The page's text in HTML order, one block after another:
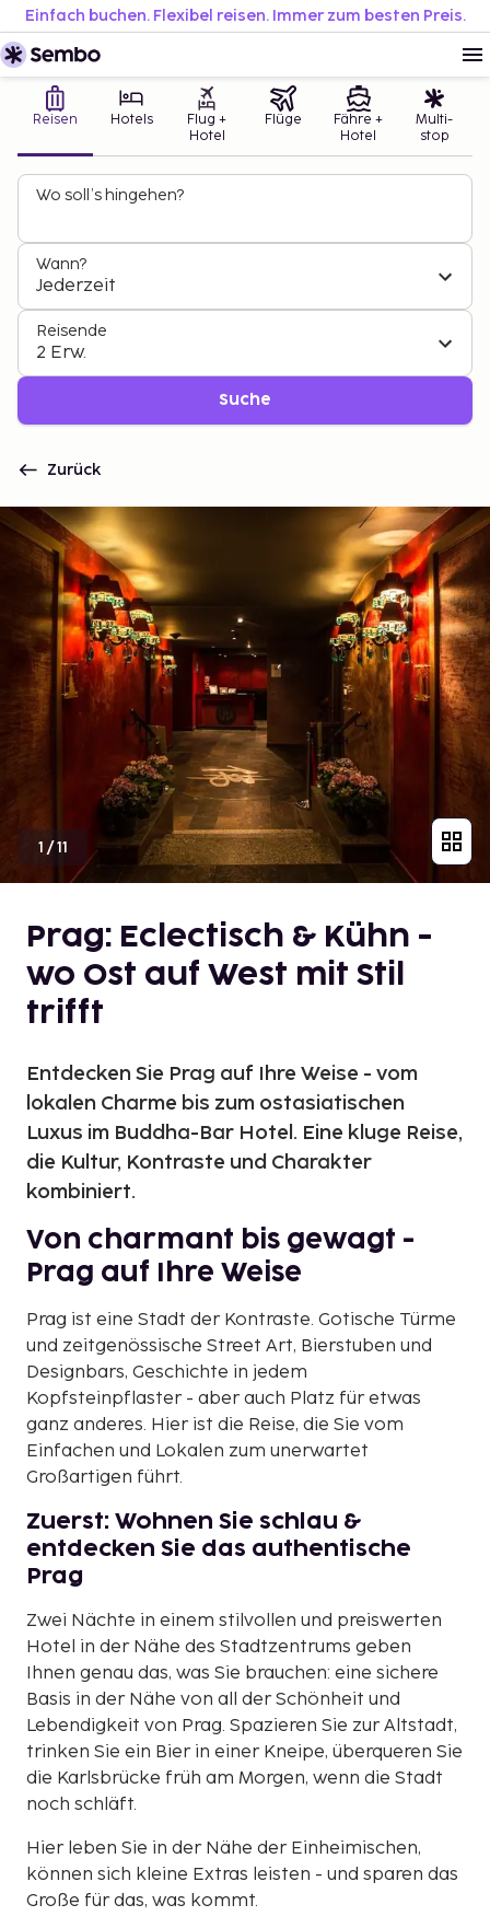
Einfach buchen. Flexibel reisen. Immer zum besten Preis.
Reisen Hotels
Flug +
Hotel
Flüge
Fähre +
Hotel
Multi-
stop
Wo soll’s hingehen?
Wann?
Jederzeit
Reisende
2 Erw.
Suche
Zurück
1 /11
Prag: Eclectisch & Kühn -
wo Ost auf West mit Stil
trifft
Entdecken Sie Prag auf Ihre Weise - vom
lokalen Charme bis zum ostasiatischen
Luxus im Buddha-Bar Hotel. Eine kluge Reise,
die Kultur, Kontraste und Charakter
kombiniert.
Von charmant bis gewagt -
Prag auf Ihre Weise
Prag ist eine Stadt der Kontraste. Gotische Türme
und zeitgenössische Street Art, Bierstuben und
Designbars, Geschichte in jedem
Kopfsteinpflaster - aber auch Platz für etwas
ganz anderes. Hier ist die Reise, die Sie vom
Einfachen und Lokalen zum unerwartet
Großartigen führt.
Zuerst: Wohnen Sie schlau &
entdecken Sie das authentische
Prag
Zwei Nächte in einem stilvollen und preiswerten
Hotel in der Nähe des Stadtzentrums geben
Ihnen genau das, was Sie brauchen: eine sichere
Basis in der Nähe von all der Schönheit und
Lebendigkeit von Prag. Spazieren Sie zur Altstadt,
trinken Sie ein Bier in einer Kneipe, überqueren Sie
die Karlsbrücke früh am Morgen, wenn die Stadt
noch schläft.
Hier leben Sie in der Nähe der Einheimischen,
können sich kleine Extras leisten - und sparen das
Große für das, was kommt.